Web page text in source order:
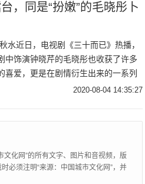
，同是“扮嫩”的毛晓彤卜
水近日，电视剧《三十而已》热播，
中饰演钟晓芹的毛晓彤也收获了许多
喜爱，更是在剧情衍生出来的一系列
人气飙升，有望爆红。虽然在剧中的
2020-08-04 14:35:27
文化网”的所有文字、图片和音视频，版
必须注明“来源：中国城市文化网”，并